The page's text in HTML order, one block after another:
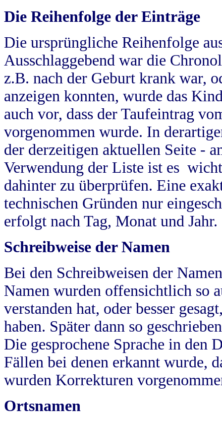
Die Reihenfolge der Einträge
Die ursprüngliche Reihenfolge
Ausschlaggebend war die
z.B. nach der Geburt krank war,
anzeigen konnten, wurde das
auch vor, dass der Taufeintrag
vorgenommen wurde. In
der derzeitigen aktuellen Seite -
Verwendung der Liste ist es
dahinter zu überprüfen. Eine
technischen Gründen nur
erfolgt nach Tag, Monat und Jahr.
Schreibweise der Namen
Bei den Schreibweisen der
Namen wurden offensichtlich so
verstanden hat, oder besser
haben. Später dann so
Die gesprochene Sprache in
Fällen bei denen erkannt wurde,
wurden Korrekturen
Ortsnamen